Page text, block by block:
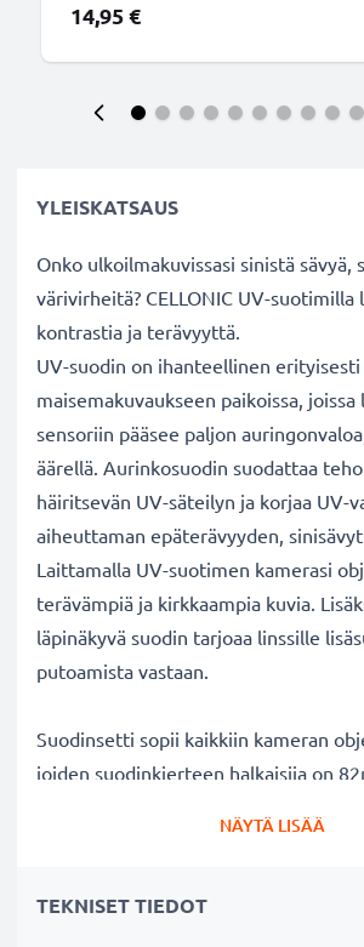
14,95 €
YLEISKATSAUS
Onko ulkoilmakuvissasi sinistä sävyä,
värivirheitä? CELLONIC UV-suotimilla
kontrastia ja terävyyttä.
UV-suodin on ihanteellinen erityisesti
maisemakuvaukseen paikoissa, joissa
sensoriin pääsee paljon
äärellä. Aurinkosuodin suodattaa
häiritsevän UV-säteilyn ja korjaa UV-
aiheuttaman epäterävyyden,
Laittamalla UV-suotimen kamerasi
terävämpiä ja kirkkaampia kuvia.
läpinäkyvä suodin tarjoaa linssille
putoamista vastaan.
Suodinsetti sopii kaikkiin kameran
joiden suodinkierteen halkaisija on
Parempi kuvanlaatu väreistä tai
NÄYTÄ LISÄÄ
TEKNISET TIEDOT